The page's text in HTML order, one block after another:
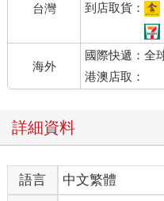
台灣
到店取貨：
海外
國際快遞：全
港澳店取：
詳細資料
語言 中文繁體